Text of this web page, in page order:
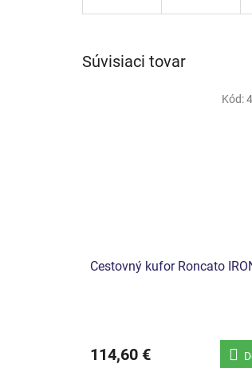
Súvisiaci tovar
Cestovný kufor Roncato
114,60 €
Kód: